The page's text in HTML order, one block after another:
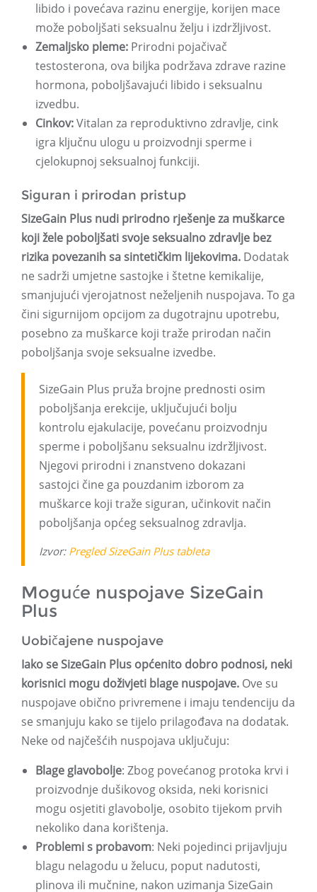
libido i povećava razinu energije, korijen mace
može poboljšati seksualnu želju i izdržljivost.
Zemaljsko pleme: Prirodni pojačivač
testosterona, ova biljka podržava zdrave razine
hormona, poboljšavajući libido i seksualnu
izvedbu.
Cinkov:Vitalan za reproduktivno zdravlje, cink
igra ključnu ulogu u proizvodnji sperme i
cjelokupnoj seksualnoj funkciji.
Siguran i prirodan pristup
SizeGain Plus nudi prirodno rješenje za muškarce
koji žele poboljšati svoje seksualno zdravlje bez
rizika povezanih sa sintetičkim lijekovima. Dodatak
ne sadrži umjetne sastojke i štetne kemikalije,
smanjujući vjerojatnost neželjenih nuspojava. To ga
čini sigurnijom opcijom za dugotrajnu upotrebu,
posebno za muškarce koji traže prirodan način
poboljšanja svoje seksualne izvedbe.
SizeGain Plus pruža brojne prednosti osim
poboljšanja erekcije, uključujući bolju
kontrolu ejakulacije, povećanu proizvodnju
sperme i poboljšanu seksualnu izdržljivost.
Njegovi prirodni i znanstveno dokazani
sastojci čine ga pouzdanim izborom za
muškarce koji traže siguran, učinkovit način
poboljšanja općeg seksualnog zdravlja.
Izvor: Pregled SizeGain Plus tableta
Moguće nuspojave SizeGain
Plus
Uobičajene nuspojave
Iako se SizeGain Plus općenito dobro podnosi, neki
korisnici mogu doživjeti blage nuspojave. Ove su
nuspojave obično privremene i imaju tendenciju da
se smanjuju kako se tijelo prilagođava na dodatak.
Neke od najčešćih nuspojava uključuju:
Blage glavobolje: Zbog povećanog protoka krvi i
proizvodnje dušikovog oksida, neki korisnici
mogu osjetiti glavobolje, osobito tijekom prvih
nekoliko dana korištenja.
Problemi s probavom: Neki pojedinci prijavljuju
blagu nelagodu u želucu, poput nadutosti,
plinova ili mučnine, nakon uzimanja SizeGain